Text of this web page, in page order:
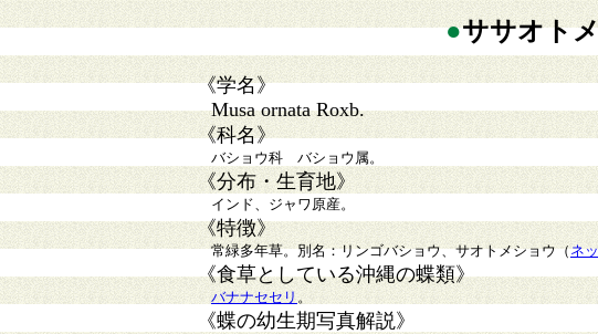
●ササオト
《学名》
Musa ornata Roxb.
《科名》
バショウ科 バショウ属。
《分布・生育地》
インド、ジャワ原産。
《特徴》
常緑多年草。別名：リンゴバショウ、サオトメショウ（ネ
《食草としている沖縄の蝶類》
バナナセセリ 。
《蝶の幼生期写真解説》